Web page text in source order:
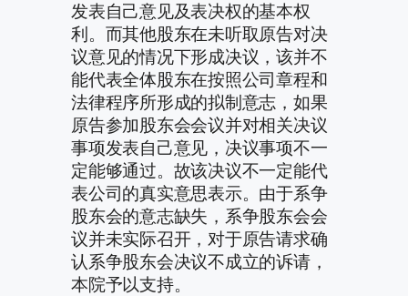
发表自己意见及表决权的基本权
利。而其他股东在未听取原告对决
议意见的情况下形成决议，该并不
能代表全体股东在按照公司章程和
法律程序所形成的拟制意志，如果
原告参加股东会会议并对相关决议
事项发表自己意见，决议事项不一
定能够通过。故该决议不一定能代
表公司的真实意思表示。由于系争
股东会的意志缺失，系争股东会会
议并未实际召开，对于原告请求确
认系争股东会决议不成立的诉请，
本院予以支持。